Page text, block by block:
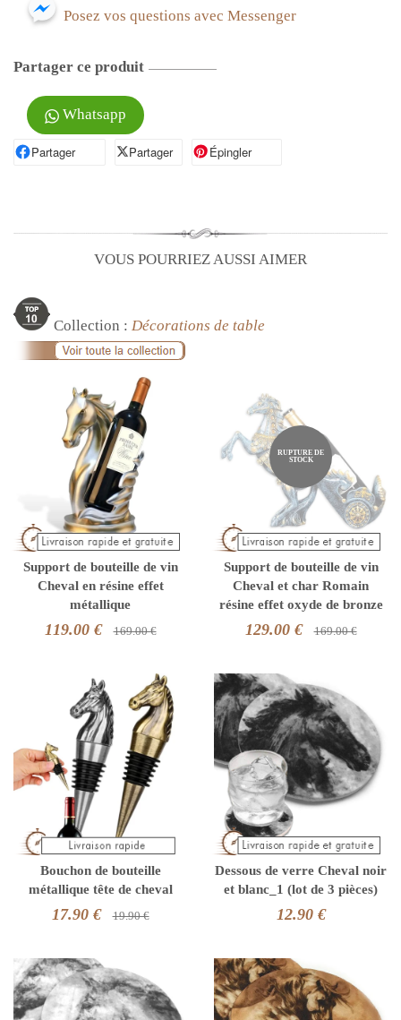
Posez vos questions avec Messenger
Partager ce produit
Whatsapp
PartagerPartager sur Facebook
Partager
Partager sur XÉpinglerÉpingler sur Pinterest
VOUS POURRIEZ AUSSI AIMER
Collection : Décorations de table
Support de bouteille de vin
Cheval en résine effet
métallique
119.00 € 169.00 €
RUPTURE DE
STOCK
Support de bouteille de vin
Cheval et char Romain
résine effet oxyde de bronze
129.00 € 169.00 €
Bouchon de bouteille
métallique tête de cheval
17.90 € 19.90 €
Dessous de verre Cheval noir
et blanc_1 (lot de 3 pièces)
12.90 €